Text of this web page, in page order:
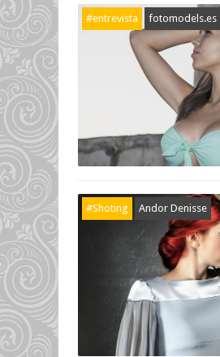
#entrevista fotomodels.es
#Shoting Andor Denisse